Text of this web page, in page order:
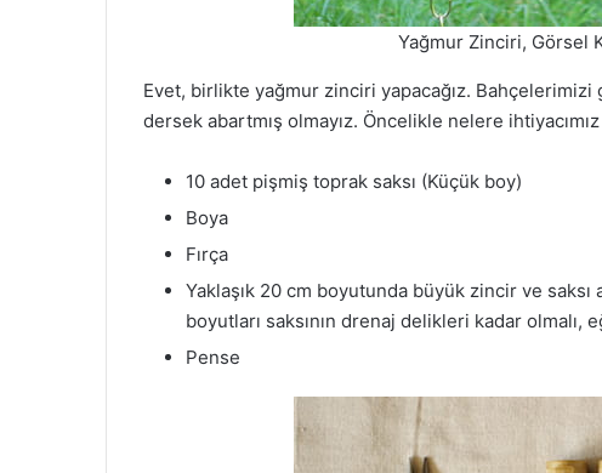
Yağmur Zinciri, Görsel
Evet, birlikte yağmur zinciri yapacağız.
dersek abartmış olmayız. Öncelikle nelere
10 adet pişmiş toprak saksı (Küçük boy)
Boya
Fırça
Yaklaşık 20 cm boyutunda büyük zincir ve saksı
boyutları saksının drenaj delikleri kadar
Pense